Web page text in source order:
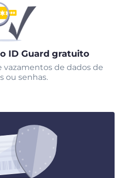
ID Guard gratuito
vazamentos de dados de
ou senhas.